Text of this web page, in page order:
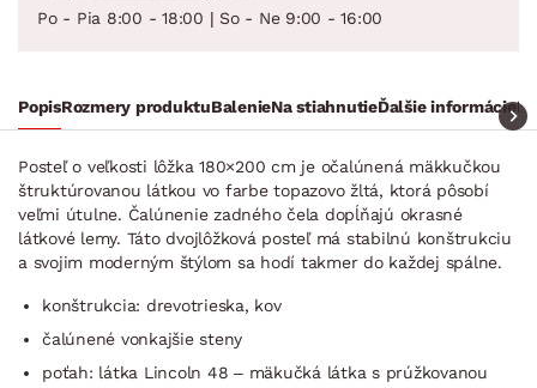
Po - Pia 8:00 - 18:00 | So - Ne 9:00 - 16:00
PopisRozmery produktuBalenieNa stiahnutieĎalšie informácie
Posteľ o veľkosti lôžka 180×200 cm je očalúnená mäkkučkou
štruktúrovanou látkou vo farbe topazovo žltá, ktorá pôsobí
veľmi útulne. Čalúnenie zadného čela dopĺňajú okrasné
látkové lemy. Táto dvojlôžková posteľ má stabilnú konštrukciu
a svojim moderným štýlom sa hodí takmer do každej spálne.
konštrukcia: drevotrieska, kov
čalúnené vonkajšie steny
poťah: látka Lincoln 48 – mäkučká látka s prúžkovanou